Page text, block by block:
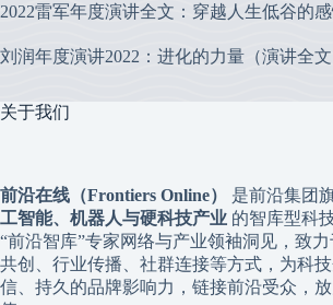
2022雷军年度演讲全文：穿越人生低谷的
刘润年度演讲2022：进化的力量（演讲全文
关于我们
前沿在线（Frontiers Online） 是前沿集团
工智能、机器人与硬科技产业 的智库型科
“前沿智库”专家网络与产业领袖洞见，致
共创、行业传播、社群连接等方式，为科
信、持久的品牌影响力，链接前沿受众，